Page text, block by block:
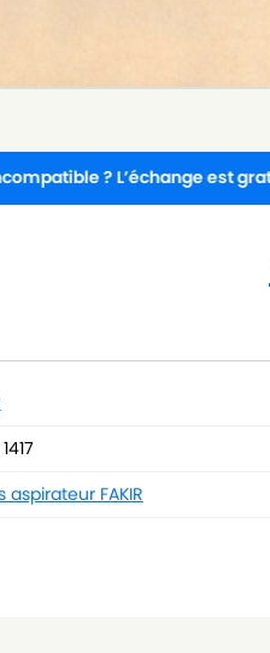
est gratuit !
aspirateur FAKIR